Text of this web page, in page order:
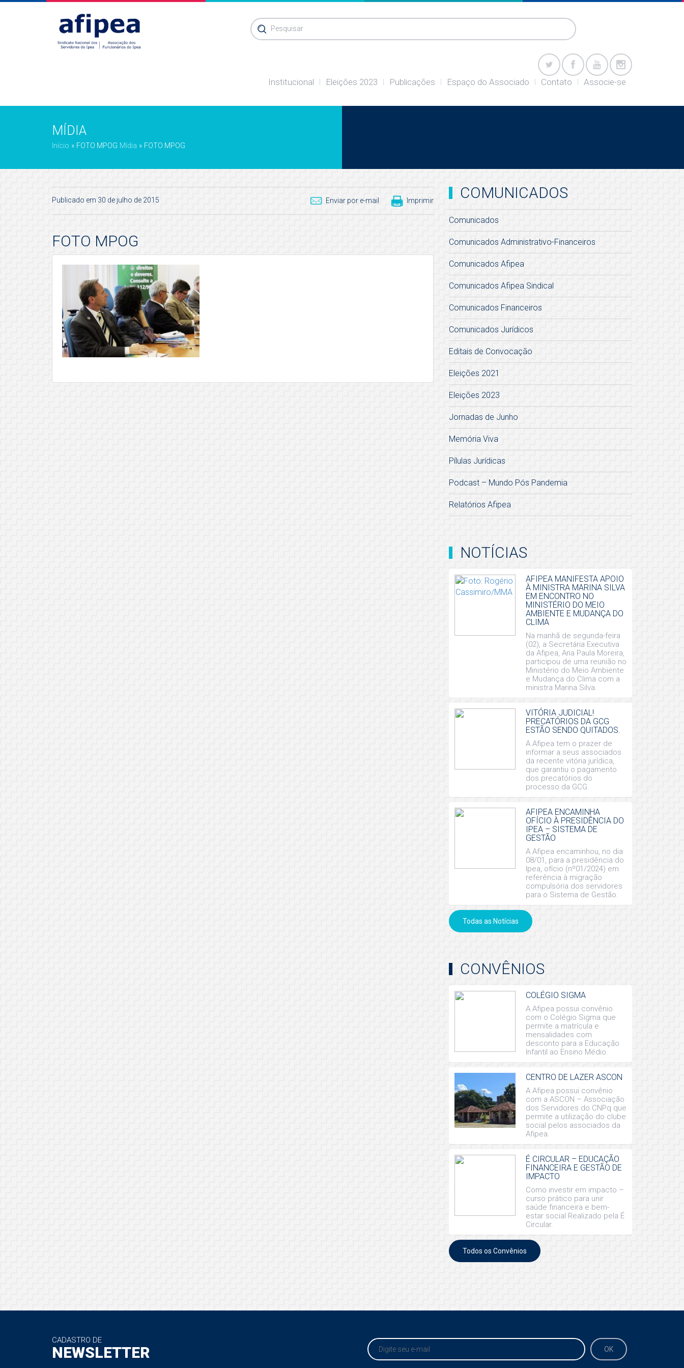
Pesquisar
Institucional Eleições 2023 Publicações Espaço do Associado Contato Associe-se
MÍDIA
Início » FOTO MPOG Mídia » FOTO MPOG
Publicado em 30 de julho de 2015 Enviar por e-mail Imprimir
FOTO MPOG
COMUNICADOS
Comunicados
Comunicados Administrativo-Financeiros
Comunicados Afipea
Comunicados Afipea Sindical
Comunicados Financeiros
Comunicados Jurídicos
Editais de Convocação
Eleições 2021
Eleições 2023
Jornadas de Junho
Memória Viva
Pílulas Jurídicas
Podcast – Mundo Pós Pandemia
Relatórios Afipea
NOTÍCIAS
AFIPEA MANIFESTA APOIO
À MINISTRA MARINA SILVA
EM ENCONTRO NO
MINISTÉRIO DO MEIO
AMBIENTE E MUDANÇA DO
CLIMA
Na manhã de segunda-feira
(02), a Secretária Executiva
da Afipea, Ana Paula Moreira,
participou de uma reunião no
Ministério do Meio Ambiente
e Mudança do Clima com a
ministra Marina Silva.
VITÓRIA JUDICIAL!
PRECATÓRIOS DA GCG
ESTÃO SENDO QUITADOS.
A Afipea tem o prazer de
informar a seus associados
da recente vitória jurídica,
que garantiu o pagamento
dos precatórios do
processo da GCG.
AFIPEA ENCAMINHA
OFÍCIO À PRESIDÊNCIA DO
IPEA – SISTEMA DE
GESTÃO
A Afipea encaminhou, no dia
08/01, para a presidência do
Ipea, ofício (nº01/2024) em
referência à migração
compulsória dos servidores
para o Sistema de Gestão.
Todas as Notícias
CONVÊNIOS
COLÉGIO SIGMA
A Afipea possui convênio
com o Colégio Sigma que
permite a matrícula e
mensalidades com
desconto para a Educação
Infantil ao Ensino Médio.
CENTRO DE LAZER ASCON
A Afipea possui convênio
com a ASCON – Associação
dos Servidores do CNPq que
permite a utilização do clube
social pelos associados da
Afipea.
É CIRCULAR – EDUCAÇÃO
FINANCEIRA E GESTÃO DE
IMPACTO
Como investir em impacto –
curso prático para unir
saúde financeira e bem-
estar social Realizado pela É
Circular.
Todos os Convênios
CADASTRO DE
NEWSLETTER